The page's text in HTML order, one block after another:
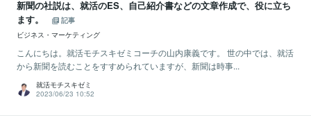
新聞の社説は、就活のES、自己紹介書などの文章作成で、役に立ち
ます。
記事
ビジネス・マーケティング
こんにちは。就活モチスキゼミコーチの山内康義です。 世の中では、就活
から新聞を読むことをすすめられていますが、新聞は時事...
就活モチスキゼミ
2023/06/23 10:52